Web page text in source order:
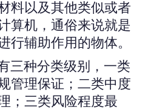
料以及其他类似或者
算机，通俗来说就是
行辅助作用的物体。
三种分类级别，一类
管理保证；二类中度
；三类风险程度最